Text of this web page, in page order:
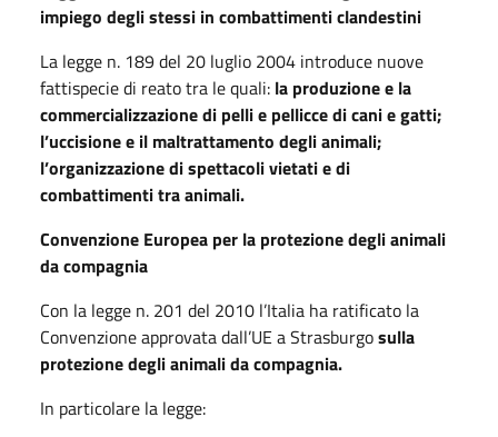
impiego degli stessi in combattimenti clandestini
La legge n. 189 del 20 luglio 2004 introduce nuove
fattispecie di reato tra le quali: la produzione e la
commercializzazione di pelli e pellicce di cani e gatti;
l’uccisione e il maltrattamento degli animali;
l’organizzazione di spettacoli vietati e di
combattimenti tra animali.
Convenzione Europea per la protezione degli animali
da compagnia
Con la legge n. 201 del 2010 l’Italia ha ratificato la
Convenzione approvata dall’UE a Strasburgosulla
protezione degli animali da compagnia.
In particolare la legge: